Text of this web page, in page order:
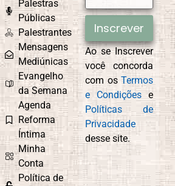
Combate ao
Egoísmo
Conexão com
Deus
Cordel
Espírita
Palestras
Públicas
Palestrantes
Mensagens
Mediúnicas
Evangelho
da Semana
Agenda
Reforma
Íntima
Minha
Conta
Política de
Inscrever
Ao se Inscrever
você concorda
com osTermos
e Condições e
Políticas de
Privacidade
desse site.